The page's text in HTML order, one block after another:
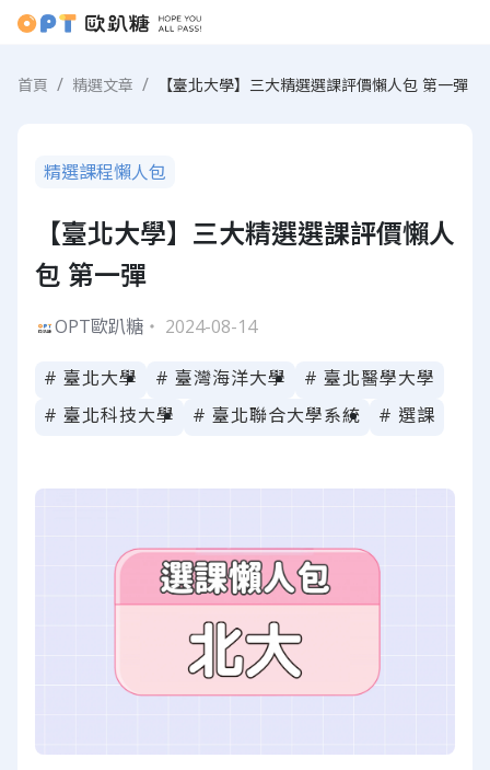
首頁 精選文章 【臺北大學】三大精選選課評價懶人包 第一彈
精選課程懶人包
【臺北大學】三大精選選課評價懶人
包 第一彈
OPT歐趴糖 ・ 2024-08-14
# 臺北大學 # 臺灣海洋大學
# 臺北醫學大學
# 臺北科技大學
# 臺北聯合大學系統 # 選課